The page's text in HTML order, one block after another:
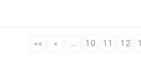
«« « … 10 11 12